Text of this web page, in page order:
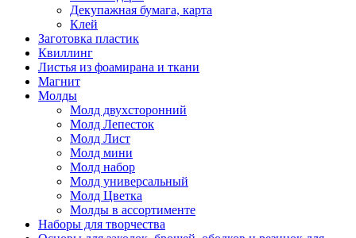
Декупажная бумага, карта
Клей
Заготовка пластик
Квиллинг
Листья из фоамирана и ткани
Магнит
Молды
Молд двухсторонний
Молд Лепесток
Молд Лист
Молд мини
Молд набор
Молд универсальный
Молд Цветка
Молды в ассортименте
Наборы для творчества